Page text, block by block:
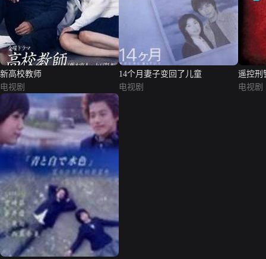
新高校教师
电视剧
14个月妻子变回了儿童
电视剧
遥控刑
电视剧